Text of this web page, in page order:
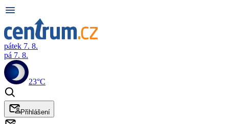
pátek 7. 8.
pá 7. 8.
23°C
Přihlášení